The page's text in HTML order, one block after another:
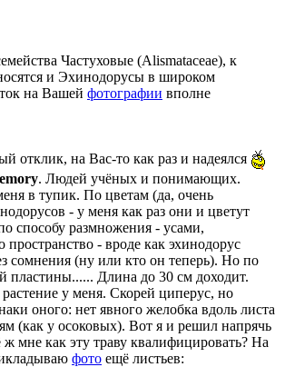
Частуховые (Alismataceae), к
и Эхинодорусы в широком
на Вашей фотографии вполне
отклик, на Вас-то как раз и надеялся
. Людей учёных и понимающих.
в тупик. По цветам (да, очень
- у меня как раз они и цветут
способу размножения - усами,
пространство - вроде как эхинодорус
сомнения (ну или кто он теперь). Но по
пластины...... Длина до 30 см доходит.
у меня. Скорей циперус, но
оного: нет явного желобка вдоль листа
(как у осоковых). Вот я и решил напрячь
ж мне как эту траву квалифицировать? На
фото ещё листьев: